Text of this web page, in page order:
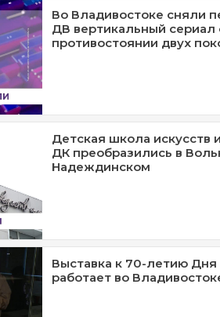
Во Владивостоке сняли
ДВ вертикальный сериал
противостоянии двух
Детская школа искусств
ДК преобразились в
Надеждинском
Выставка к 70-летию Дня
работает во